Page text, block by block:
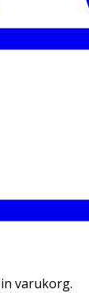
varukorg.